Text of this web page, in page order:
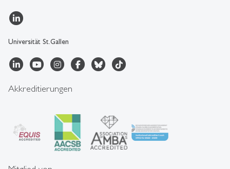
Universität St.Gallen
Akkreditierungen